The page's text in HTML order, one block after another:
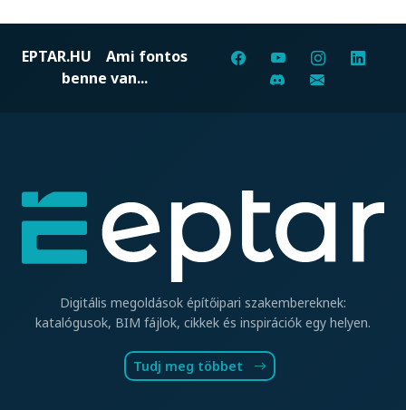
EPTAR.HU Ami fontos
benne van...
Digitális megoldások építőipari szakembereknek:
katalógusok, BIM fájlok, cikkek és inspirációk egy helyen.
Tudj meg többet